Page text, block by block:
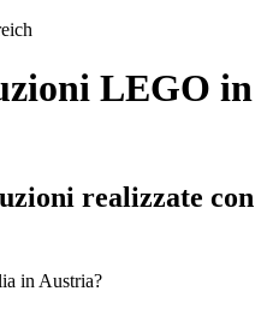
LEGO in
realizzate con
in Austria?